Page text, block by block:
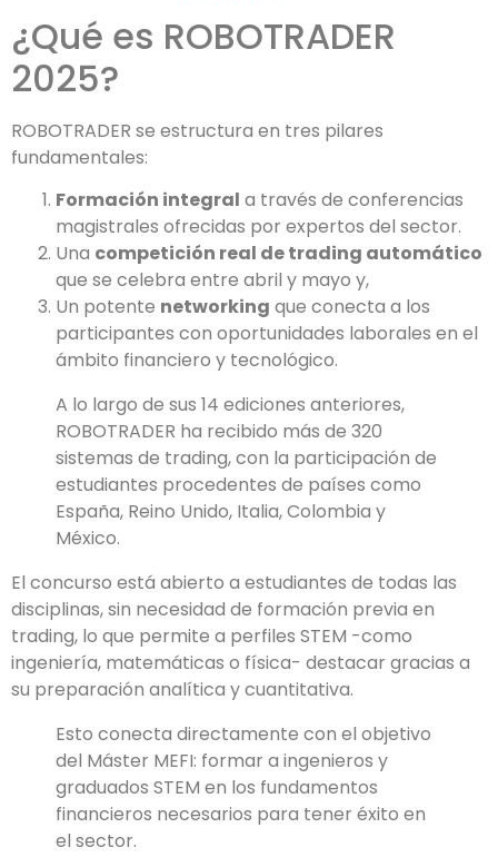
¿Qué es ROBOTRADER
2025?
ROBOTRADER se estructura en tres pilares
fundamentales:
Formación integral a través de conferencias
magistrales ofrecidas por expertos del sector.
Una competición real de trading automático
que se celebra entre abril y mayo y,
Un potente networking que conecta a los
participantes con oportunidades laborales en el
ámbito financiero y tecnológico.
A lo largo de sus 14 ediciones anteriores,
ROBOTRADER ha recibido más de 320
sistemas de trading, con la participación de
estudiantes procedentes de países como
España, Reino Unido, Italia, Colombia y
México.
El concurso está abierto a estudiantes de todas las
disciplinas, sin necesidad de formación previa en
trading, lo que permite a perfiles STEM -como
ingeniería, matemáticas o física- destacar gracias a
su preparación analítica y cuantitativa.
Esto conecta directamente con el objetivo
del Máster MEFI: formar a ingenieros y
graduados STEM en los fundamentos
financieros necesarios para tener éxito en
el sector.